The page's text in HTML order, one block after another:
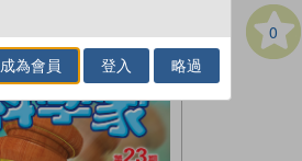
0
成為會員 登入 略過